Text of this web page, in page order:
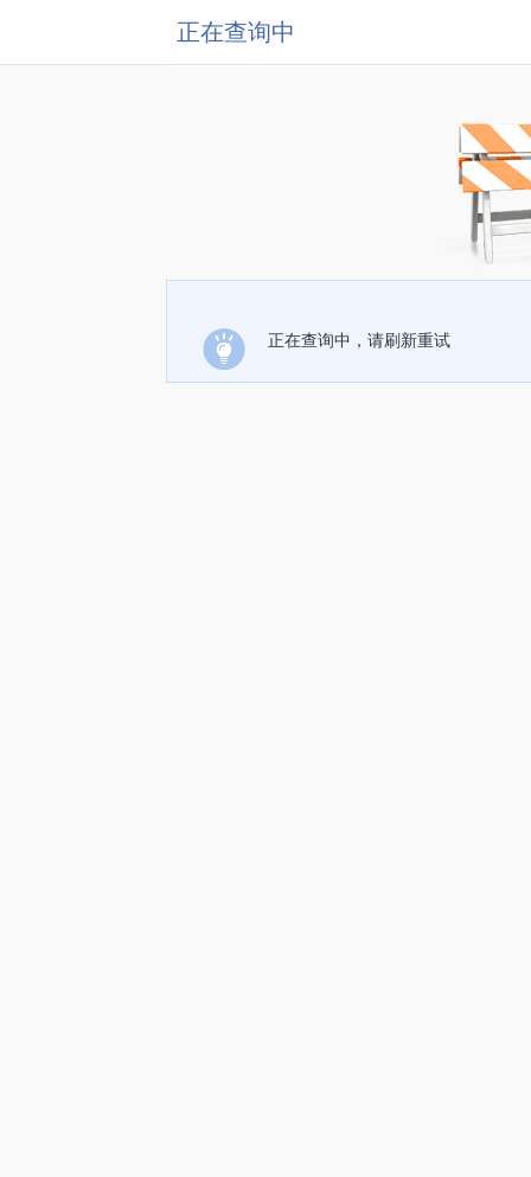
正在查询中
正在查询中，请刷新重试